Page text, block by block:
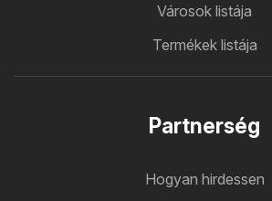
Városok listája
Termékek listája
Partnerség
Hogyan hirdessen